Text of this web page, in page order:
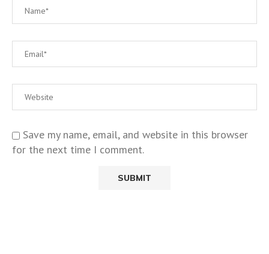
Save my name, email, and website in this browser
for the next time I comment.